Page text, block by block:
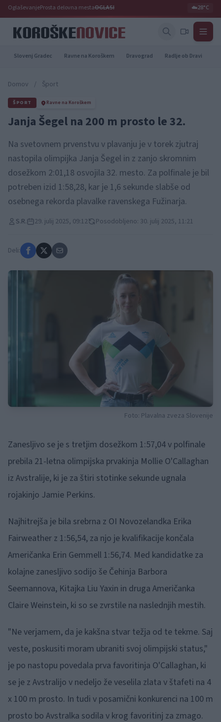
OglaševanjeProsta delovna mestaOGLASI ☁️28°C
Slovenj Gradec Ravne na Koroškem Dravograd Radlje ob Dravi
Domov / Šport
ŠPORT Ravne na Koroškem
Janja Šegel na 200 m prosto le 32.
Na svetovnem prvenstvu v plavanju je v torek zjutraj
nastopila olimpijka Janja Šegel in z zanjo skromnim
dosežkom 2:01,18 osvojila 32. mesto. Za polfinale je bil
potreben izid 1:58,28, kar je 1,6 sekunde slabše od
osebnega rekorda plavalke ravenskega Fužinarja.
S.R. 29. julij 2025, 09:12 Posodobljeno: 30. julij 2025, 11:21
Deli:
Foto: Plavalna zveza Slovenije
Zanesljivo se je s tretjim dosežkom 1:57,04 v polfinale
prebila 21-letna olimpijska prvakinja Mollie O'Callaghan
iz Avstralije, ki je za štiri stotinke sekunde ugnala
rojakinjo Jamie Perkins.
Najhitrejša je bila srebrna z OI Novozelandka Erika
Fairweather z 1:56,54, za njo je kvalifikacije končala
Američanka Erin Gemmell 1:56,74. Med kandidatke za
kolajne zanesljivo sodijo še Čehinja Barbora
Seemannova, Kitajka Liu Yaxin in druga Američanka
Claire Weinstein, ki so se zvrstile na naslednjih mestih.
"Ne verjamem, da je kakšna stvar težja od te tekme. Saj
veste, poskusiti moram ubraniti svoj olimpijski status,"
je po nastopu povedala prva favoritinja O'Callaghan, ki
se je z Avstralijo v nedeljo že veselila zlata v štafeti na 4
x 100 m prosto. In tudi v posamični konkurenci na 100 m
prosto bo Avstralka sodila v krog favoritinj za zmago.